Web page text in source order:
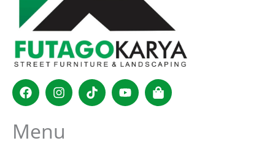
FacebookInstagram
TiktokYoutubeShopping-
bag
Menu